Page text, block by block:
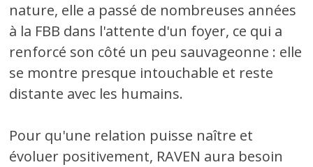
nature, elle a passé de nombreuses années
à la FBB dans l'attente d'un foyer, ce qui a
renforcé son côté un peu sauvageonne : elle
se montre presque intouchable et reste
distante avec les humains.
Pour qu'une relation puisse naître et
évoluer positivement, RAVEN aura besoin